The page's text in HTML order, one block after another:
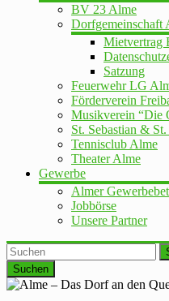
BV 23 Alme
Dorfgemeinschaft
Mietvertrag
Satzung
Feuerwehr LG
Förderverein
Musikverein “Die
St. Sebastian &
Tennisclub Alme
Theater Alme
Gewerbe
Almer
Jobbörse
Unsere Partner